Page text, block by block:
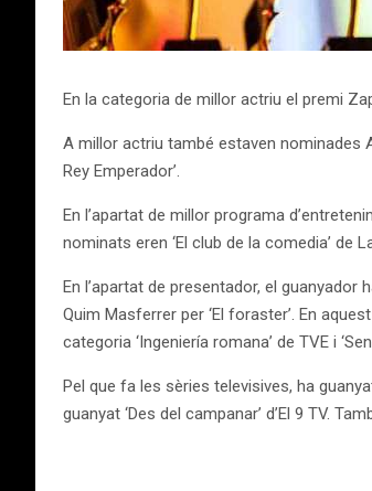
En la categoria de millor actriu el premi
A millor actriu també estaven nominades
Rey Emperador’.
En l’apartat de millor programa
nominats eren ‘El club de la comedia’ de
En l’apartat de presentador, el guanyador
Quim Masferrer per ‘El foraster’. En
categoria ‘Ingeniería romana’ de TVE i
Pel que fa les sèries televisives, ha
guanyat ‘Des del campanar’ d’El 9 TV.